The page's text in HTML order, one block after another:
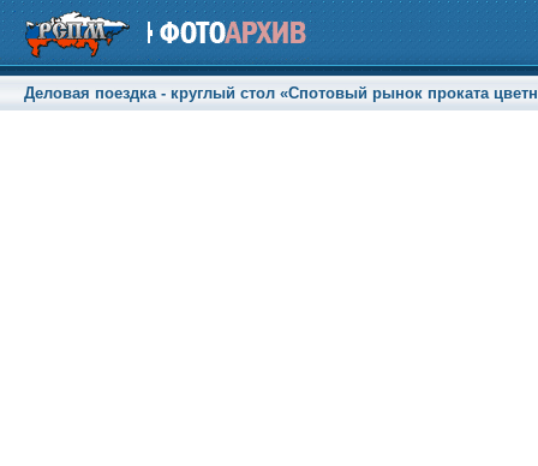
Деловая поездка - круглый стол «Спотовый рынок проката